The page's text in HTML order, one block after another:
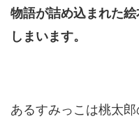
物語が詰め込まれた
しまいます。
あるすみっこは桃太